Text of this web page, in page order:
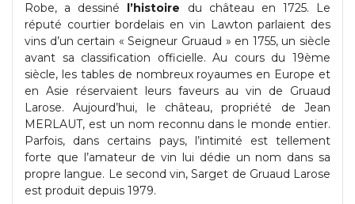
Robe, a dessiné l’histoire du château en 1725. Le
réputé courtier bordelais en vin Lawton parlaient des
vins d’un certain « Seigneur Gruaud » en 1755, un siècle
avant sa classification officielle. Au cours du 19ème
siècle, les tables de nombreux royaumes en Europe et
en Asie réservaient leurs faveurs au vin de Gruaud
Larose. Aujourd’hui, le château, propriété de Jean
MERLAUT, est un nom reconnu dans le monde entier.
Parfois, dans certains pays, l’intimité est tellement
forte que l’amateur de vin lui dédie un nom dans sa
propre langue. Le second vin, Sarget de Gruaud Larose
est produit depuis 1979.